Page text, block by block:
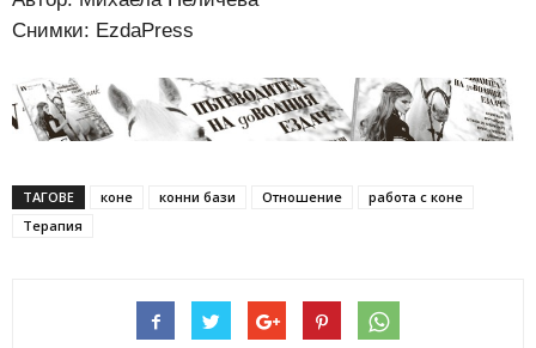
Снимки: EzdaPress
ТАГОВЕ коне конни бази Отношение
работа с коне
Терапия